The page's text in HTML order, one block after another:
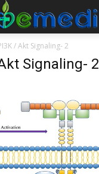
/ Akt Signaling- 2
Signaling- 2